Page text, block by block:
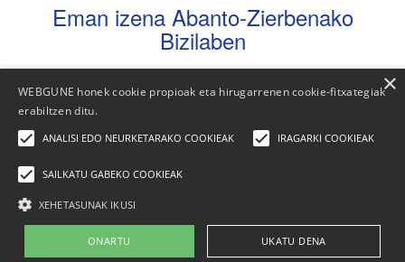
Eman izena Abanto-Zierbenako
Bizilaben
Kontaktua Lege-oharra|Cookien politika
WEBGUNE honek cookie propioak eta hirugarrenen cookie-fitxategiak
erabiltzen ditu.
ANALISI EDO NEURKETARAKO COOKIEAK IRAGARKI COOKIEAK
SAILKATU GABEKO COOKIEAK
XEHETASUNAK IKUSI
ONARTU UKATU DENA
×